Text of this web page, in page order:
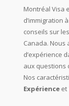
Montréal Visa
d’immigration
conseils sur
Canada. Nous
d’expérience
aux questions
Nos
Expérienceet